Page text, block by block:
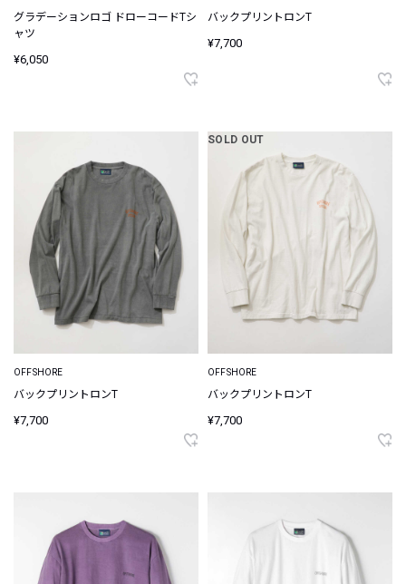
グラデーションロゴ ドローコードTシ
ャツ
¥6,050
バックプリントロンT
¥7,700
OFFSHORE
バックプリントロンT
¥7,700
SOLD OUT
OFFSHORE
バックプリントロンT
¥7,700